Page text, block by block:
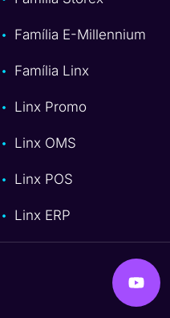
Família E-Millennium
Família Linx
Linx Promo
Linx OMS
Linx POS
Linx ERP